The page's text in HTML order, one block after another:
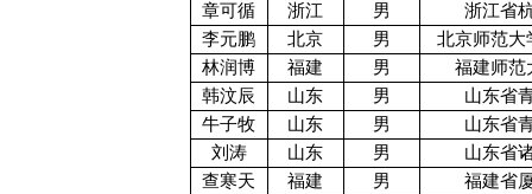
章可循
浙江 男
浙江省
李元鹏
北京 男
北京师范大
林润博
福建 男
福建师范
韩汶辰
山东 男
山东省
牛子牧
山东 男
山东省
刘涛
山东 男
山东省
查寒天
福建 男
福建省